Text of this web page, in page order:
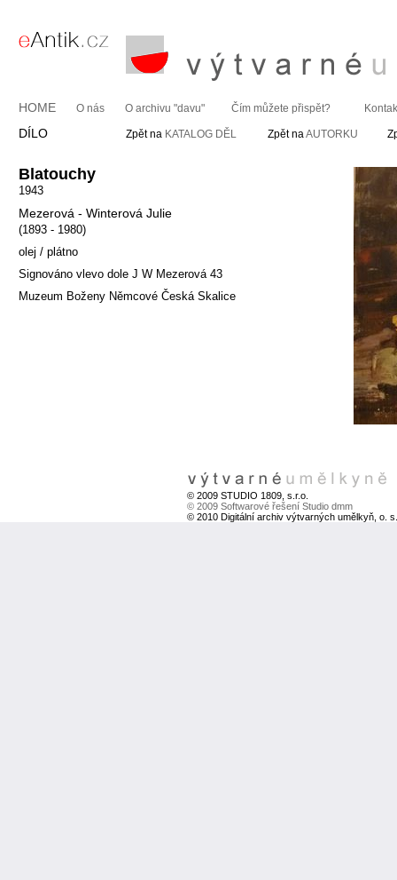
HOME O nás O archivu "davu" Čím můžete přispět?
DÍLO Zpět na KATALOG DĚL Zpět naAUTORKU
Blatouchy
1943
Mezerová - Winterová Julie
(1893 - 1980)
olej / plátno
Signováno vlevo dole J W Mezerová 43
Muzeum Boženy Němcové Česká Skalice
© 2009 STUDIO 1809, s.r.o.
© 2009 Softwarové řešení Studio dmm
© 2010 Digitální archiv výtvarných umělkyň, o. s.